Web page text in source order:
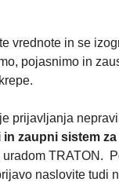
vrednote in se
pojasnimo in
prijavljanja
zaupni sistem
TRATON.
naslovite tudi